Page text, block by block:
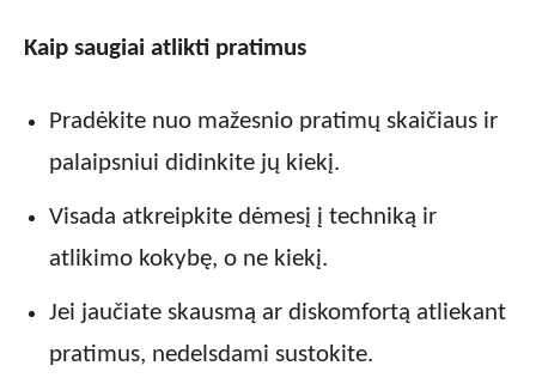
Kaip saugiai atlikti pratimus
Pradėkite nuo mažesnio pratimų skaičiaus ir
palaipsniui didinkite jų kiekį.
Visada atkreipkite dėmesį į techniką ir
atlikimo kokybę, o ne kiekį.
Jei jaučiate skausmą ar diskomfortą atliekant
pratimus, nedelsdami sustokite.